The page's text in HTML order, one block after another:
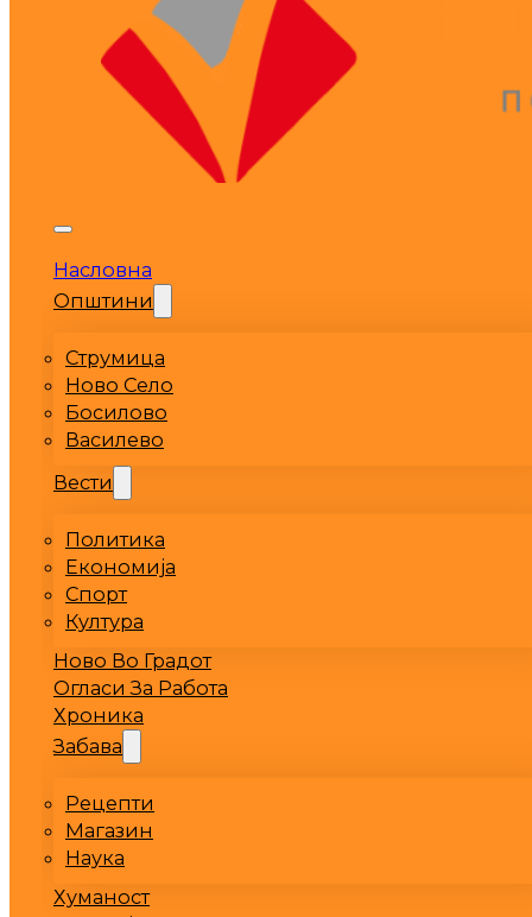
Насловна
Општини
Струмица
Ново Село
Босилово
Василево
Вести
Политика
Економија
Спорт
Култура
Ново Во Градот
Огласи За Работа
Хроника
Забава
Рецепти
Магазин
Наука
Хуманост